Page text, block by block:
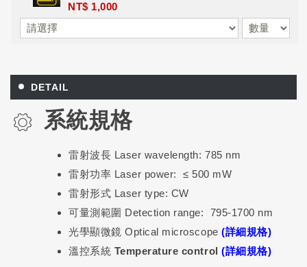
NT$ 1,000
DETAIL
系統規格
雷射波長 Laser wavelength: 785 nm
雷射功率 Laser power: ≤ 500 mW
雷射形式 Laser type: CW
可量測範圍 Detection range: 795-1700 nm
光學顯微鏡 Optical microscope(詳細規格)
溫控系統 Temperature control (詳細規格)